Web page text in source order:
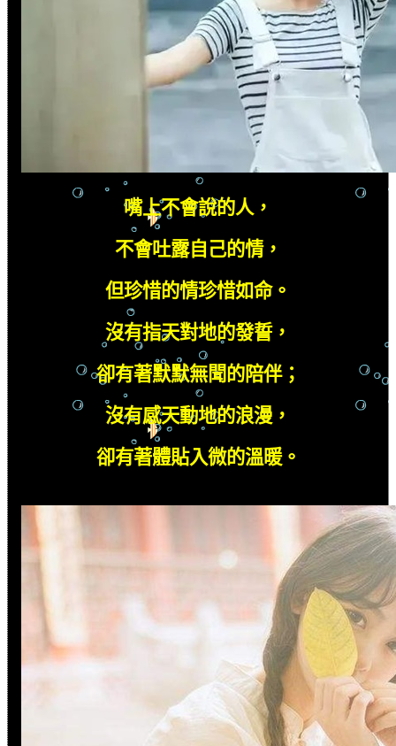
嘴上不會說的人，
不會吐露自己的情，
但珍惜的情珍惜如命。
沒有指天對地的發誓，
卻有著默默無聞的陪伴；
沒有感天動地的浪漫，
卻有著體貼入微的溫暖。